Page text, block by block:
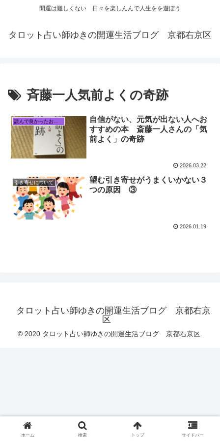
開運は難しくない 日々を楽しんんで人生をを遊ぼう
タロット占い師ゆきの開運生活ブログ 京都右京区
斉藤一人気前よくの奇跡
読んで良かったおすすめ本
自信がない、元気が出ない人へお
すすめの本 斎藤一人さんの「気
前よく」の奇跡
2026.03.22
引き寄せについて
望む引き寄せがうまくいかない３
つの原因 ③
2026.01.19
タロット占い師ゆきの開運生活ブログ 京都右京
区
© 2020 タロット占い師ゆきの開運生活ブログ 京都右京区.
ホーム 検索 トップ サイドバー